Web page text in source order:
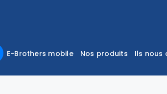
E-Brothers mobile Nos produits Ils nous